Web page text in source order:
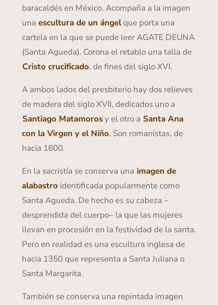
baracaldés en México. Acompaña a la imagen
una escultura de un ángelque porta una
cartela en la que se puede leer AGATE DEUNA
(Santa Agueda). Corona el retablo una talla de
Cristo crucificado, de fines del siglo XVI.
A ambos lados del presbiterio hay dos relieves
de madera del siglo XVII, dedicados uno a
Santiago Matamorosy el otro a Santa Ana
con la Virgen y el Niño. Son romanistas, de
hacia 1600.
En la sacristía se conserva una imagen de
alabastroidentificada popularmente como
Santa Agueda. De hecho es su cabeza –
desprendida del cuerpo– la que las mujeres
llevan en procesión en la festividad de la santa.
Pero en realidad es una escultura inglesa de
hacia 1350 que representa a Santa Juliana o
Santa Margarita.
También se conserva una repintada imagen